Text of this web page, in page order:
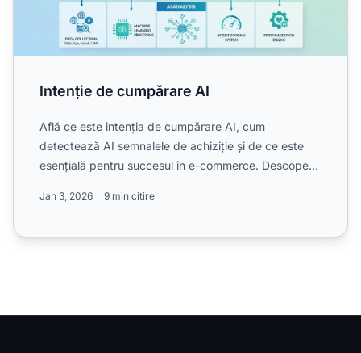
Intenție de cumpărare AI
Află ce este intenția de cumpărare AI, cum
detectează AI semnalele de achiziție și de ce este
esențială pentru succesul în e-commerce. Descoperă
Jan 3, 2026 9 min citire